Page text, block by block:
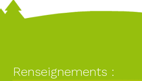
Renseignements :